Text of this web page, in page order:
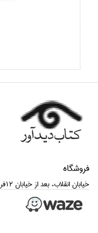
فروشگاه
خيابان انقلاب، بعد از خيابان 12فروردين، شماره 1304، فروشگاه كتاب ديدآور